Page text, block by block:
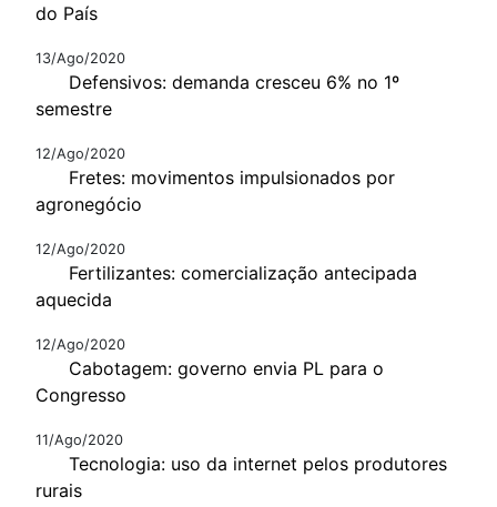
do País
13/Ago/2020
Defensivos: demanda cresceu 6% no 1º
semestre
12/Ago/2020
Fretes: movimentos impulsionados por
agronegócio
12/Ago/2020
Fertilizantes: comercialização antecipada
aquecida
12/Ago/2020
Cabotagem: governo envia PL para o
Congresso
11/Ago/2020
Tecnologia: uso da internet pelos produtores
rurais